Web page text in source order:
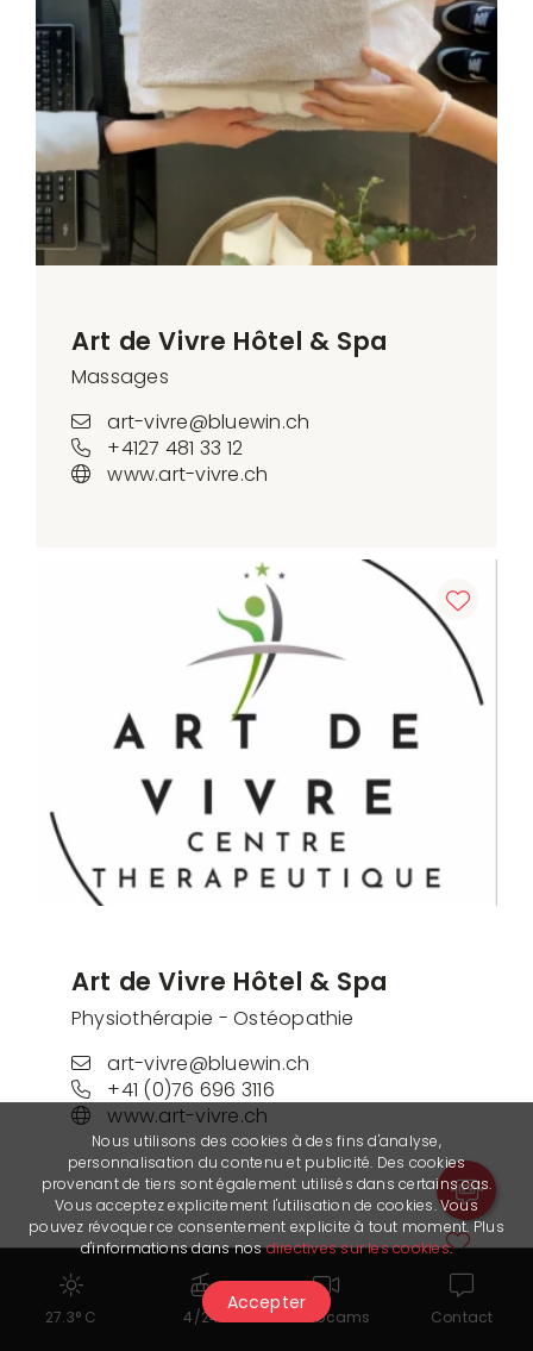
Art de Vivre Hôtel & Spa
Massages
art-vivre@bluewin.ch
+4127 481 33 12
www.art-vivre.ch
Art de Vivre Hôtel & Spa
Physiothérapie - Ostéopathie
art-vivre@bluewin.ch
+41 (0)76 696 3116
www.art-vivre.ch
27.3° C 4/24 Webcams Contact
Nous utilisons des cookies à des fins d'analyse,
personnalisation du contenu et publicité. Des cookies
provenant de tiers sont également utilisés dans certains cas.
Vous acceptez explicitement l'utilisation de cookies. Vous
pouvez révoquer ce consentement explicite à tout moment. Plus
d'informations dans nosdirectives sur les cookies.
Accepter